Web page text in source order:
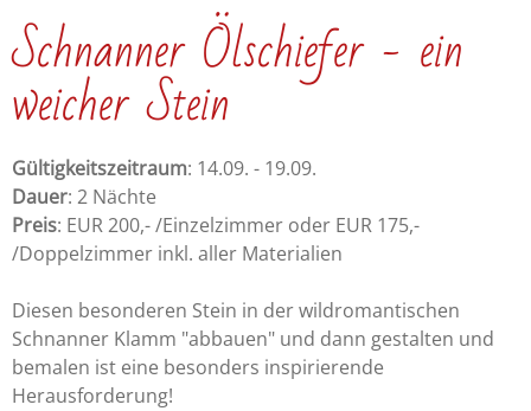
Schnanner Ölschiefer - ein
weicher Stein
Gültigkeitszeitraum: 14.09. - 19.09.
Dauer: 2 Nächte
Preis: EUR 200,- /Einzelzimmer oder EUR 175,-
/Doppelzimmer inkl. aller Materialien
Diesen besonderen Stein in der wildromantischen
Schnanner Klamm "abbauen" und dann gestalten und
bemalen ist eine besonders inspirierende
Herausforderung!